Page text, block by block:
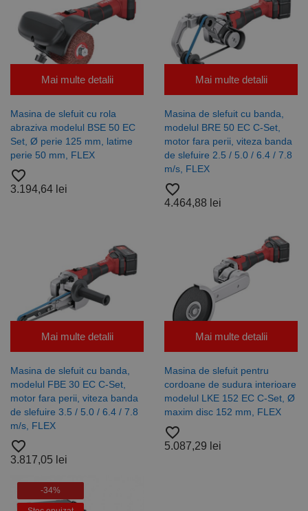
Mai multe detalii
Masina de slefuit cu rola
abraziva modelul BSE 50 EC
Set, Ø perie 125 mm, latime
perie 50 mm, FLEX
favorite_border
3.194,64 lei
Mai multe detalii
Masina de slefuit cu banda,
modelul BRE 50 EC C-Set,
motor fara perii, viteza banda
de slefuire 2.5 / 5.0 / 6.4 / 7.8
m/s, FLEX
favorite_border
4.464,88 lei
Mai multe detalii
Masina de slefuit cu banda,
modelul FBE 30 EC C-Set,
motor fara perii, viteza banda
de slefuire 3.5 / 5.0 / 6.4 / 7.8
m/s, FLEX
favorite_border
3.817,05 lei
Mai multe detalii
Masina de slefuit pentru
cordoane de sudura interioare
modelul LKE 152 EC C-Set, Ø
maxim disc 152 mm, FLEX
favorite_border
5.087,29 lei
-34%
cookie este
utilizat
pentru a
distinge
utilizatorii
unici prin
generat
identificator
de client.
Este inclus în
fiecare
solicitare de
pagină dintr-
un site și
rapoartele
de analiză a
site-urilor.
_ga_DLLLWQBGGX
2 ani
Acest cookie
Analytics
pentru a
persista
starea
schimb de
date
privind
vizitatorii
este
normal de
de date
terță parte
sau de un
schimb de
anunțuri.